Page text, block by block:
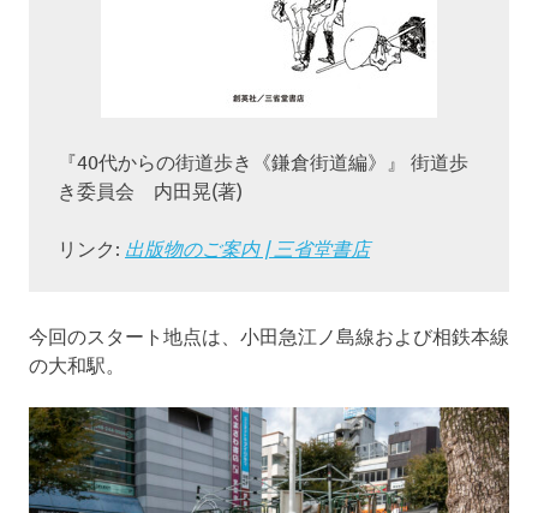
『40代からの街道歩き《鎌倉街道編》』 街道歩
き委員会 内田晃(著)
リンク: 出版物のご案内 | 三省堂書店
今回のスタート地点は、小田急江ノ島線および相鉄本線
の大和駅。